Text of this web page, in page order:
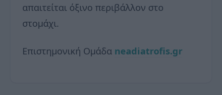
απαιτείται όξινο περιβάλλον στο
στομάχι.
Επιστημονική Ομάδα neadiatrofis.gr